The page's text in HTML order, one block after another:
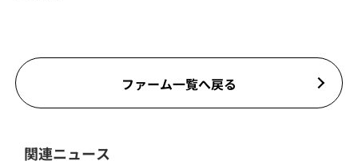
ファーム一覧へ戻る
関連ニュース